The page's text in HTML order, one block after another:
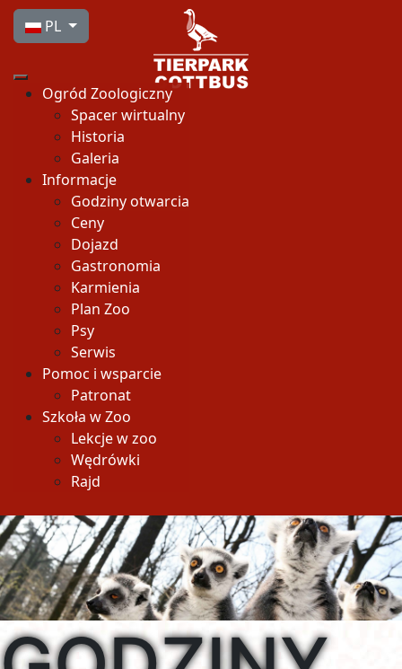
Wybierz swój język
PL
Ogród Zoologiczny
Spacer wirtualny
Historia
Galeria
Informacje
Godziny otwarcia
Ceny
Dojazd
Gastronomia
Karmienia
Plan Zoo
Psy
Serwis
Pomoc i wsparcie
Patronat
Szkoła w Zoo
Lekcje w zoo
Wędrówki
Rajd